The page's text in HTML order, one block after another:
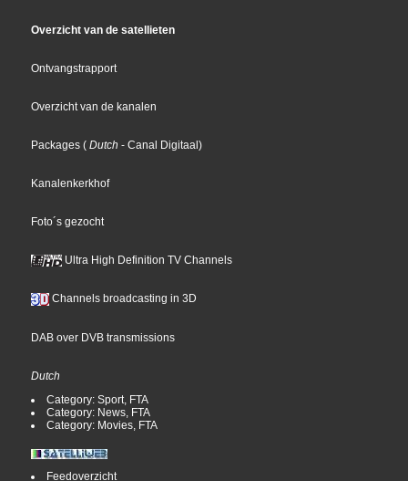
Overzicht van de satellieten
Ontvangstrapport
Overzicht van de kanalen
Packages ( Dutch - Canal Digitaal)
Kanalenkerkhof
Foto´s gezocht
Ultra High Definition TV Channels
Channels broadcasting in 3D
DAB over DVB transmissions
Dutch
Category: Sport, FTA
Category: News, FTA
Category: Movies, FTA
Feedoverzicht